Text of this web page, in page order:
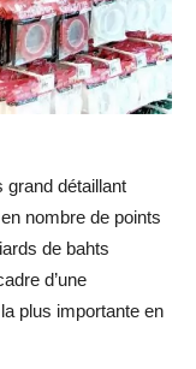
grand détaillant
nombre de points
de bahts
d’une
plus importante en